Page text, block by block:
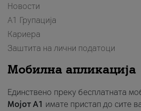
Новости
А1 Групација
Кариера
Заштита на лични податоци
Мобилна апликација
Единствено преку бесплатната
Мојот A1 имате пристап до сите